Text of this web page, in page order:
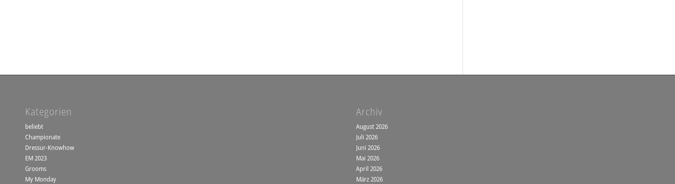
Kategorien
beliebt
Championate
Dressur-Knowhow
EM 2023
Grooms
My Monday
Archiv
August 2026
Juli 2026
Juni 2026
Mai 2026
April 2026
März 2026